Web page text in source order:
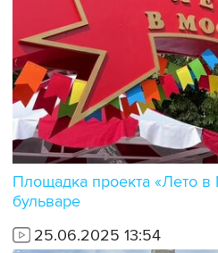
Площадка проекта «Лето
бульваре
25.06.2025 13:54